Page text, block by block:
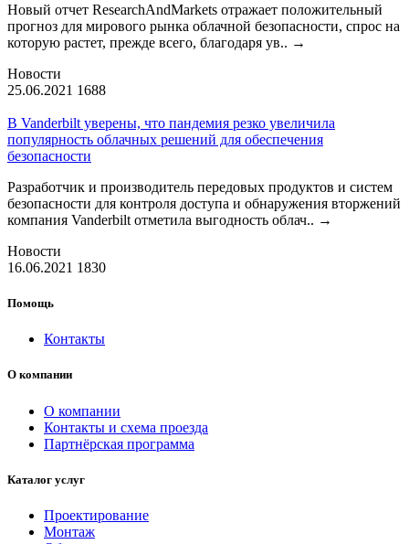
Новый отчет ResearchAndMarkets отражает положительный
прогноз для мирового рынка облачной безопасности, спрос на
которую растет, прежде всего, благодаря ув.. →
Новости
25.06.2021 1688
В Vanderbilt уверены, что пандемия резко увеличила
популярность облачных решений для обеспечения
безопасности
Разработчик и производитель передовых продуктов и систем
безопасности для контроля доступа и обнаружения вторжений
компания Vanderbilt отметила выгодность облач.. →
Новости
16.06.2021 1830
Помощь
Контакты
О компании
О компании
Контакты и схема проезда
Партнёрская программа
Каталог услуг
Проектирование
Монтаж